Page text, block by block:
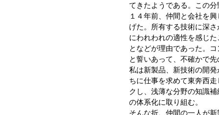
てきたようである。この
１４年前、仲間と会社を
げた。所有する技術に深
にわれわれの適性を感じ
となどが理由であった。
と誓いあって、不確かで
私は新製品、新技術の開
ちに仕事を求めて東奔西
クし、浅薄な分野の知識
の体系化に取り組む。
そんな折、仲間の一人が